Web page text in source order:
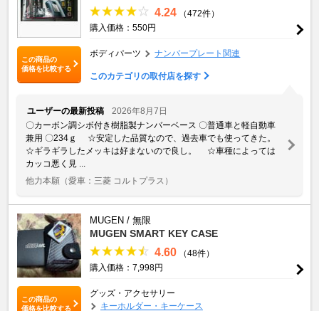
この商品の
価格を比較する
4.24
（472件）
購入価格：550円
ボディパーツ ナンバープレート関連
このカテゴリの取付店を探す
ユーザーの最新投稿
2026年8月7日
〇カーボン調シボ付き樹脂製ナンバーベース 〇普通車と軽自動車
兼用 〇234ｇ ☆安定した品質なので、過去車でも使ってきた。
☆ギラギラしたメッキは好まないので良し。 ☆車種によっては
カッコ悪く見 ...
他力本願 （愛車：三菱 コルトプラス）
この商品の
価格を比較する
MUGEN / 無限
MUGEN SMART KEY CASE
4.60
（48件）
購入価格：7,998円
グッズ・アクセサリー
キーホルダー・キーケース